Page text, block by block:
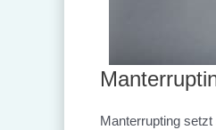
Manterrupting setzt